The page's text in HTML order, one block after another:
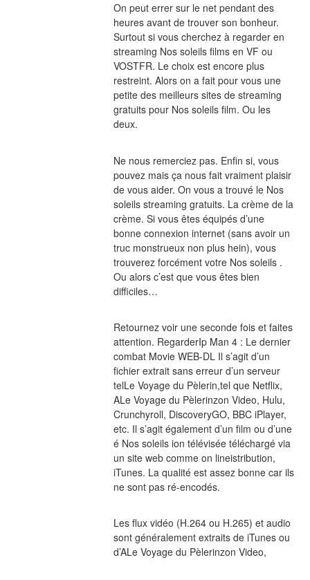
On peut errer sur le net pendant des
heures avant de trouver son bonheur.
Surtout si vous cherchez à regarder en
streaming Nos soleils films en VF ou
VOSTFR. Le choix est encore plus
restreint. Alors on a fait pour vous une
petite des meilleurs sites de streaming
gratuits pour Nos soleils film. Ou les
deux.
Ne nous remerciez pas. Enfin si, vous
pouvez mais ça nous fait vraiment plaisir
de vous aider. On vous a trouvé le Nos
soleils streaming gratuits. La crème de la
crème. Si vous êtes équipés d’une
bonne connexion internet (sans avoir un
truc monstrueux non plus hein), vous
trouverez forcément votre Nos soleils .
Ou alors c’est que vous êtes bien
difficiles…
Retournez voir une seconde fois et faites
attention. RegarderIp Man 4 : Le dernier
combat Movie WEB-DL Il s’agit d’un
fichier extrait sans erreur d’un serveur
telLe Voyage du Pèlerin,tel que Netflix,
ALe Voyage du Pèlerinzon Video, Hulu,
Crunchyroll, DiscoveryGO, BBC iPlayer,
etc. Il s’agit également d’un film ou d’une
é Nos soleils ion télévisée téléchargé via
un site web comme on lineistribution,
iTunes. La qualité est assez bonne car ils
ne sont pas ré-encodés.
Les flux vidéo (H.264 ou H.265) et audio
sont généralement extraits de iTunes ou
d’ALe Voyage du Pèlerinzon Video,